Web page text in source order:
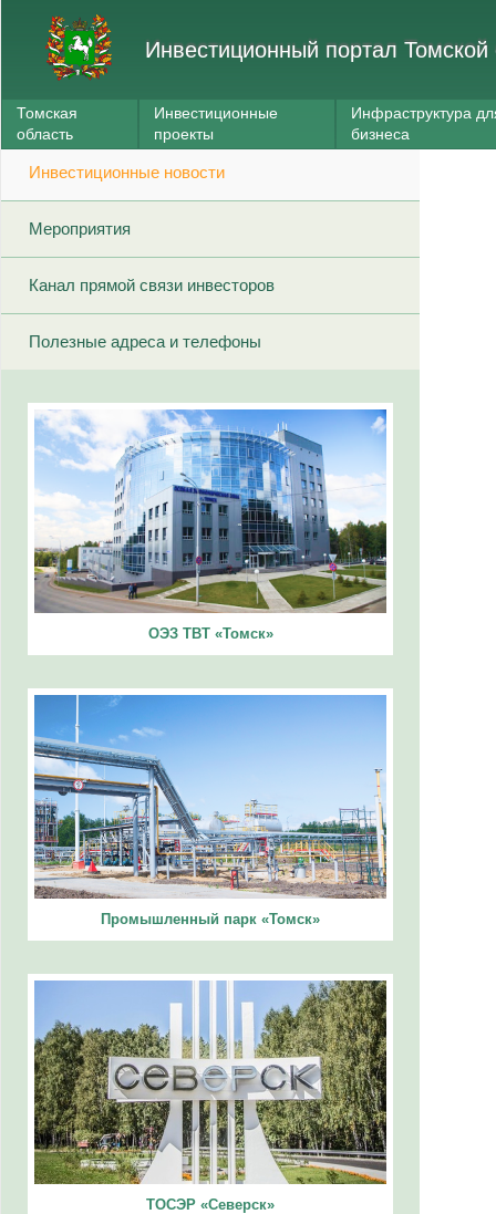
Инвестиционный портал Томской
Томская
область
Инвестиционные
проекты
Инфраструктура
бизнеса
Инвестиционные новости
Мероприятия
Канал прямой связи инвесторов
Полезные адреса и телефоны
ОЭЗ ТВТ «Томск»
Промышленный парк «Томск»
ТОСЭР «Северск»